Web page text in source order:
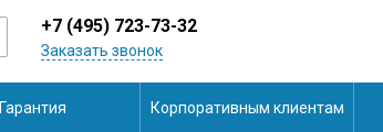
+7 (495) 723-73-32
Заказать звонок
Гарантия Корпоративным клиентам